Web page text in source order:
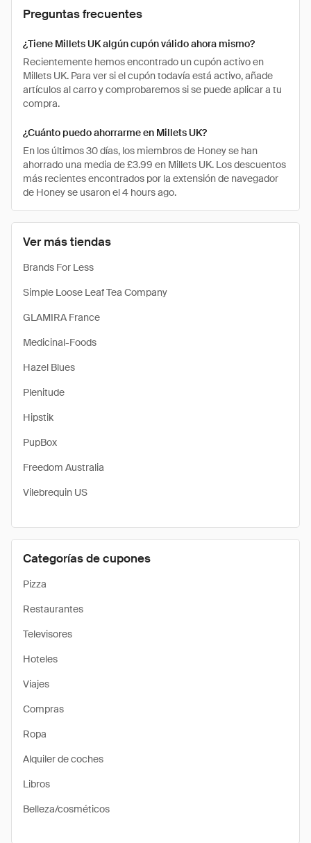
Ver más tiendas
Brands For Less
Simple Loose Leaf Tea Company
GLAMIRA France
Medicinal-Foods
Hazel Blues
Plenitude
Hipstik
PupBox
Freedom Australia
Vilebrequin US
Categorías de cupones
Pizza
Restaurantes
Televisores
Hoteles
Viajes
Compras
Ropa
Alquiler de coches
Libros
Belleza/cosméticos
Preguntas frecuentes
¿Tiene Millets UK algún cupón válido ahora mismo?
Recientemente hemos encontrado un cupón activo en
Millets UK. Para ver si el cupón todavía está activo, añade
artículos al carro y comprobaremos si se puede aplicar a tu
compra.
¿Cuánto puedo ahorrarme en Millets UK?
En los últimos 30 días, los miembros de Honey se han
ahorrado una media de £3.99 en Millets UK. Los descuentos
más recientes encontrados por la extensión de navegador
de Honey se usaron el 4 hours ago.